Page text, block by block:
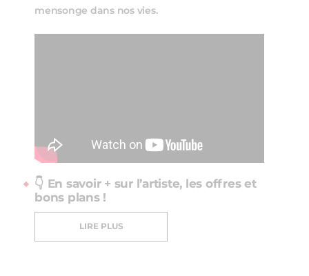
mensonge dans nos vies.
👇 En savoir + sur l’artiste, les offres et
bons plans !
LIRE PLUS